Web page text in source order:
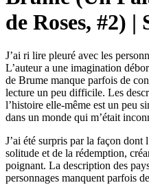
de Roses, #2)
J’ai ri lire pleuré avec les
L’auteur a une imagination
de Brume manque parfois de
lecture un peu difficile. Les
l’histoire elle-même est un peu
dans un monde qui m’était
J’ai été surpris par la façon dont
solitude et de la rédemption,
poignant. La description des
personnages manquent parfois